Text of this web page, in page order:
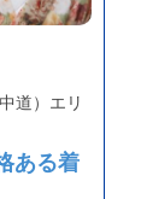
道）エリ
ある着